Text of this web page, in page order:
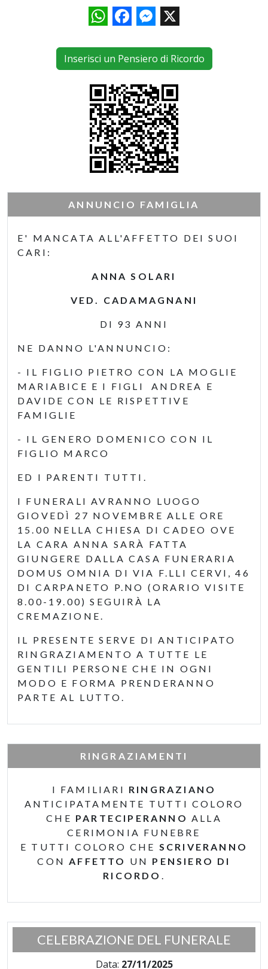
WhatsAppFacebookMessenger
X
Inserisci un Pensiero di Ricordo
ANNUNCIO FAMIGLIA
E' MANCATA ALL'AFFETTO DEI SUOI
CARI:
ANNA SOLARI
VED. CADAMAGNANI
DI 93 ANNI
NE DANNO L'ANNUNCIO:
- IL FIGLIO PIETRO CON LA MOGLIE
MARIABICE E I FIGLI ANDREA E
DAVIDE CON LE RISPETTIVE
FAMIGLIE
- IL GENERO DOMENICO CON IL
FIGLIO MARCO
ED I PARENTI TUTTI.
I FUNERALI AVRANNO LUOGO
GIOVEDÌ 27 NOVEMBRE ALLE ORE
15.00 NELLA CHIESA DI CADEO OVE
LA CARA ANNA SARÀ FATTA
GIUNGERE DALLA CASA FUNERARIA
DOMUS OMNIA DI VIA F.LLI CERVI, 46
DI CARPANETO P.NO (ORARIO VISITE
8.00-19.00) SEGUIRÀ LA
CREMAZIONE.
IL PRESENTE SERVE DI ANTICIPATO
RINGRAZIAMENTO A TUTTE LE
GENTILI PERSONE CHE IN OGNI
MODO E FORMA PRENDERANNO
PARTE AL LUTTO.
RINGRAZIAMENTI
I FAMILIARI RINGRAZIANO
ANTICIPATAMENTE TUTTI COLORO
CHE PARTECIPERANNO ALLA
CERIMONIA FUNEBRE
E TUTTI COLORO CHE SCRIVERANNO
CONAFFETTO UN PENSIERO DI
RICORDO .
CELEBRAZIONE DEL FUNERALE
Data: 27/11/2025